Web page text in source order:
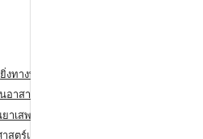
ทางพระพุทธศาสนา
าสาฬหบูชา
เสพติดสากล
ตร์แห่งชาติ